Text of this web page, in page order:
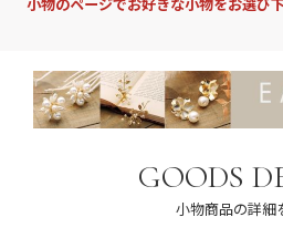
GOODS
小物商品の詳細